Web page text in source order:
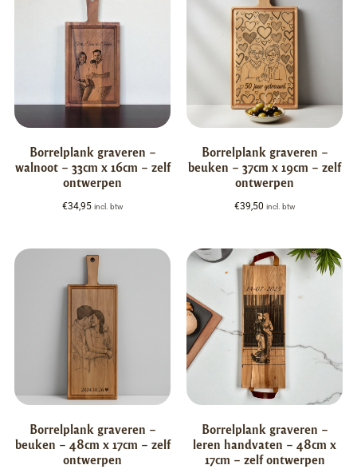
Borrelplank graveren –
walnoot – 33cm x 16cm – zelf
ontwerpen
€34,95 incl. btw
Borrelplank graveren –
beuken – 37cm x 19cm – zelf
ontwerpen
€39,50 incl. btw
Borrelplank graveren –
beuken – 48cm x 17cm – zelf
ontwerpen
Borrelplank graveren –
leren handvaten – 48cm x
17cm – zelf ontwerpen